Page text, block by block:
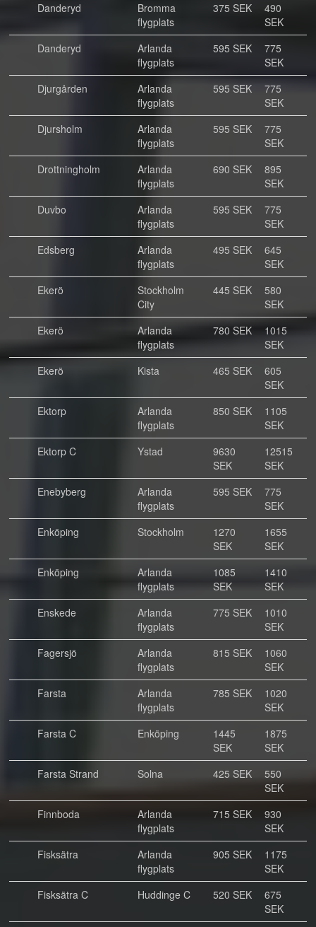
Danderyd
Bromma
flygplats
375 SEK
490
SEK
Danderyd
Arlanda
flygplats
595 SEK
775
SEK
Djurgården
Arlanda
flygplats
595 SEK
775
SEK
Djursholm
Arlanda
flygplats
595 SEK
775
SEK
Drottningholm
Arlanda
flygplats
690 SEK
895
SEK
Duvbo
Arlanda
flygplats
595 SEK
775
SEK
Edsberg
Arlanda
flygplats
495 SEK
645
SEK
Ekerö
Stockholm
City
445 SEK
580
SEK
Ekerö
Arlanda
flygplats
780 SEK
1015
SEK
Ekerö
Kista 465 SEK
605
SEK
Ektorp
Arlanda
flygplats
850 SEK
1105
SEK
Ektorp C
Ystad
9630
SEK
12515
SEK
Enebyberg
Arlanda
flygplats
595 SEK
775
SEK
Enköping
Stockholm
1270
SEK
1655
SEK
Enköping
Arlanda
flygplats
1085
SEK
1410
SEK
Enskede
Arlanda
flygplats
775 SEK
1010
SEK
Fagersjö
Arlanda
flygplats
815 SEK
1060
SEK
Farsta
Arlanda
flygplats
785 SEK
1020
SEK
Farsta C
Enköping
1445
SEK
1875
SEK
Farsta Strand
Solna 425 SEK
550
SEK
Finnboda
Arlanda
flygplats
715 SEK
930
SEK
Fisksätra
Arlanda
flygplats
905 SEK
1175
SEK
Fisksätra C
Huddinge C 520 SEK
675
SEK